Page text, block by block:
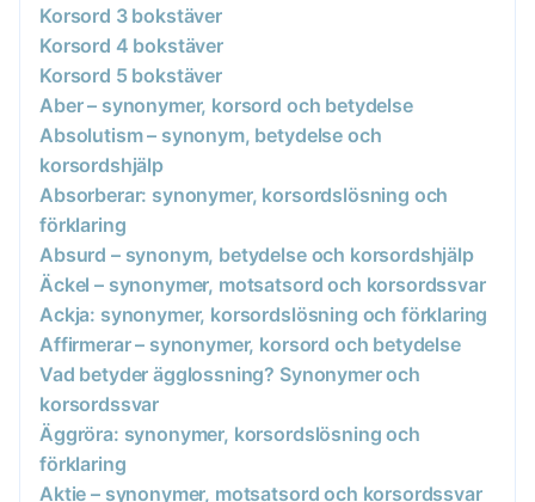
Korsord 3 bokstäver
Korsord 4 bokstäver
Korsord 5 bokstäver
Aber – synonymer, korsord och betydelse
Absolutism – synonym, betydelse och
korsordshjälp
Absorberar: synonymer, korsordslösning och
förklaring
Absurd – synonym, betydelse och korsordshjälp
Äckel – synonymer, motsatsord och korsordssvar
Ackja: synonymer, korsordslösning och förklaring
Affirmerar – synonymer, korsord och betydelse
Vad betyder ägglossning? Synonymer och
korsordssvar
Äggröra: synonymer, korsordslösning och
förklaring
Aktie – synonymer, motsatsord och korsordssvar